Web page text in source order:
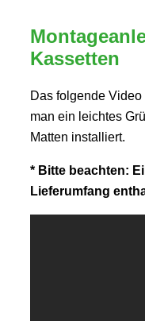
Kassetten
Das folgende
man ein leichtes
Matten installiert.
* Bitte beachten:
Lieferumfang